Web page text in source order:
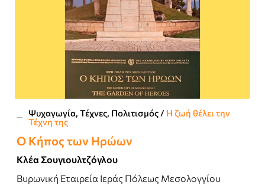
Ψυχαγωγία, Τέχνες, Πολιτισμός/ Η ζωή θέλει την
Τέχνη της
Ο Κήπος των Ηρώων
Κλέα Σουγιουλτζόγλου
Βυρωνική Εταιρεία Ιεράς Πόλεως Μεσολογγίου